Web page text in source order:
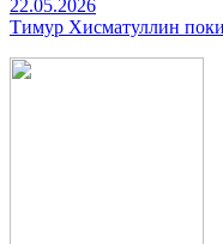
22.05.2026
Тимур Хисматуллин